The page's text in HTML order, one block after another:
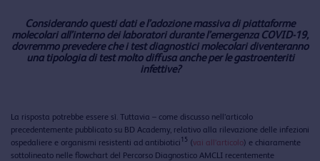
Considerando questi dati e l’adozione massiva di piattaforme
molecolari all’interno dei laboratori durante l’emergenza COVID-19,
dovremmo prevedere che i test diagnostici molecolari diventeranno
una tipologia di test molto diffusa anche per le gastroenteriti
infettive?
La risposta potrebbe essere sì. Tuttavia – come discusso nell’articolo
precedentemente pubblicato su BD Academy, relativo alla rilevazione delle infezioni
ospedaliere e organismi resistenti ad antibiotici 15 (vai all’articolo) e chiaramente
sottolineato nelle flowchart del Percorso Diagnostico AMCLI recentemente